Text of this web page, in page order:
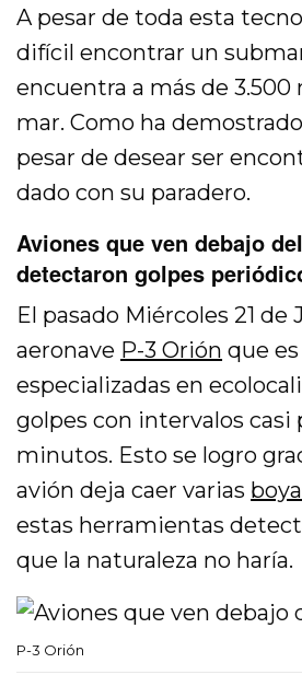
A pesar de toda esta
difícil encontrar un
encuentra a más de 3.500
mar. Como ha demostrado
pesar de desear ser
dado con su paradero.
Aviones que ven debajo
detectaron golpes
El pasado Miércoles 21 de
aeronave P-3 Orión que
especializadas en
golpes con intervalos casi
minutos. Esto se logro
avión deja caer varias
estas herramientas
que la naturaleza no haría.
P-3 Orión